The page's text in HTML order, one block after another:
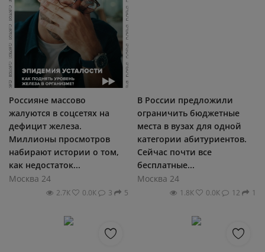
Россияне массово
жалуются в соцсетях на
дефицит железа.
Миллионы просмотров
набирают истории о том,
как недостаток...
Москва 24
2.7К 0.0К 3 5
В России предложили
ограничить бюджетные
места в вузах для одной
категории абитуриентов.
Сейчас почти все
бесплатные...
Москва 24
1.8К 0.0К 12 1